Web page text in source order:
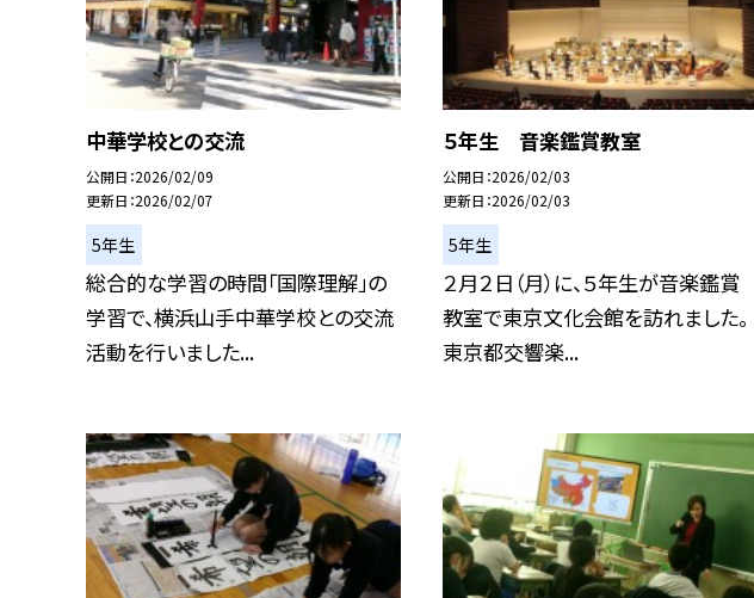
中華学校との交流
公開日 2026/02/09
更新日 2026/02/07
5年生
総合的な学習の時間「国際理解」の
学習で、横浜山手中華学校との交流
活動を行いました...
５年生 音楽鑑賞教室
公開日 2026/02/03
更新日 2026/02/03
5年生
２月２日（月）に、５年生が音楽鑑賞
教室で東京文化会館を訪れました。
東京都交響楽...